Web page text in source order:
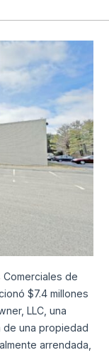
Comerciales de
$7.4 millones
LLC, una
de una propiedad
arrendada,